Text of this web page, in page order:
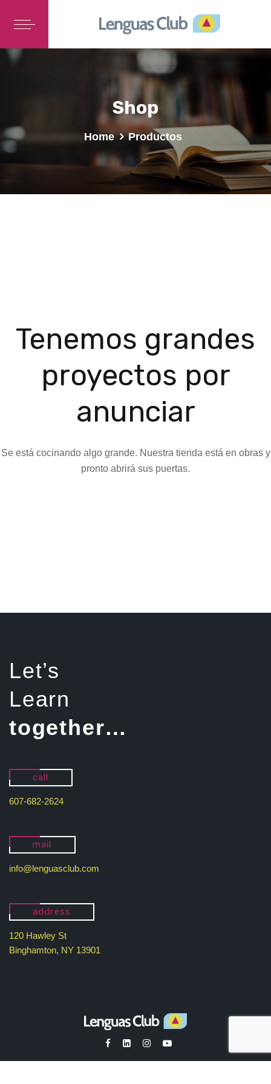
Shop
Home Productos
Tenemos grandes
proyectos por
anunciar
Se está cocinando algo grande. Nuestra tienda está en obras y
pronto abrirá sus puertas.
Let’s
Learn
together…
call
607-682-2624
mail
info@lenguasclub.com
address
120 Hawley St
Binghamton, NY 13901